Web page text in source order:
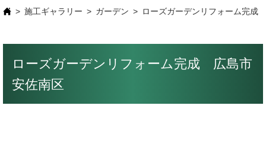
施工ギャラリー ガーデン ローズガーデンリフォーム完成
ローズガーデンリフォーム完成 広島市
安佐南区